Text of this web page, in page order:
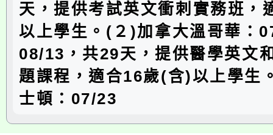
天，提供考試英文衝刺實務班，
以上學生。(２)加拿大溫哥華：
08/13，共29天，提供醫學英文
題課程，適合16歲(含)以上學生
士頓：07/23